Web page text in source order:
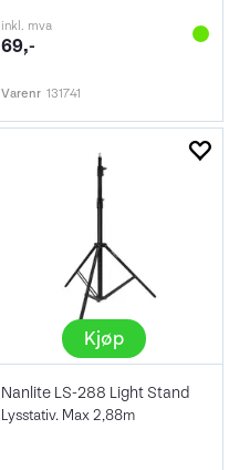
inkl. mva
69,-
Varenr 131741
Kjøp
Nanlite LS-288 Light Stand
Lysstativ. Max 2,88m